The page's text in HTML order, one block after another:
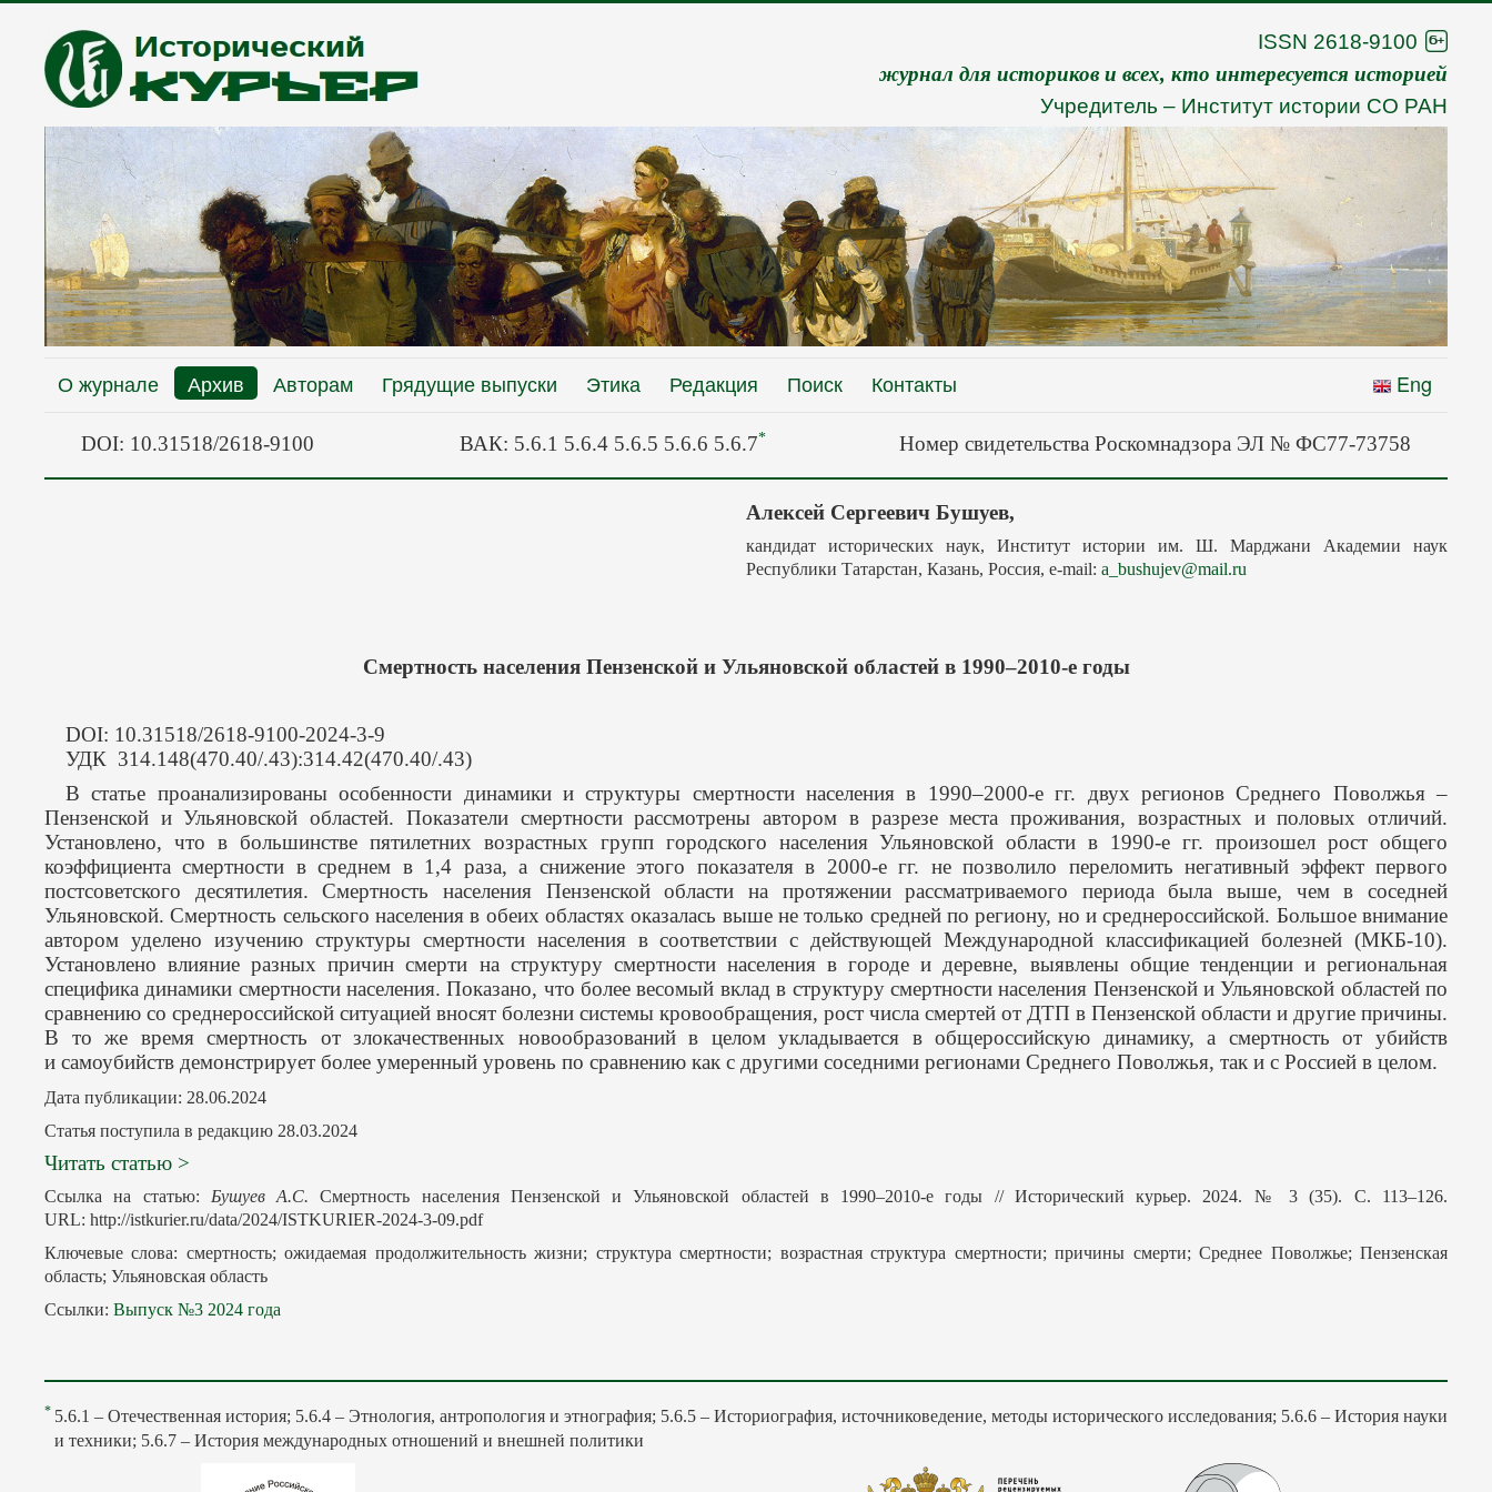
ISSN 2618-9100
журнал для историков и всех, кто интересуется историей
Учредитель – Институт истории СО РАН
Eng
О журнале Архив Авторам Грядущие выпуски Этика Редакция Поиск Контакты
DOI: 10.31518/2618-9100 ВАК: 5.6.1 5.6.4 5.6.5 5.6.6 5.6.7* Номер свидетельства Роскомнадзора ЭЛ № ФС77-73758
Алексей Сергеевич Бушуев,
кандидат исторических наук, Институт истории им. Ш. Марджани Академии наук
Республики Татарстан, Казань, Россия, e-mail: a_bushujev@mail.ru
Смертность населения Пензенской и Ульяновской областей в 1990–2010-е годы
DOI: 10.31518/2618-9100-2024-3-9
УДК 314.148(470.40/.43):314.42(470.40/.43)
В статье проанализированы особенности динамики и структуры смертности населения в 1990–2000-е гг. двух регионов Среднего Поволжья –
Пензенской и Ульяновской областей. Показатели смертности рассмотрены автором в разрезе места проживания, возрастных и половых отличий.
Установлено, что в большинстве пятилетних возрастных групп городского населения Ульяновской области в 1990-е гг. произошел рост общего
коэффициента смертности в среднем в 1,4 раза, а снижение этого показателя в 2000-е гг. не позволило переломить негативный эффект первого
постсоветского десятилетия. Смертность населения Пензенской области на протяжении рассматриваемого периода была выше, чем в соседней
Ульяновской. Смертность сельского населения в обеих областях оказалась выше не только средней по региону, но и среднероссийской. Большое внимание
автором уделено изучению структуры смертности населения в соответствии с действующей Международной классификацией болезней (МКБ-10).
Установлено влияние разных причин смерти на структуру смертности населения в городе и деревне, выявлены общие тенденции и региональная
специфика динамики смертности населения. Показано, что более весомый вклад в структуру смертности населения Пензенской и Ульяновской областей по
сравнению со среднероссийской ситуацией вносят болезни системы кровообращения, рост числа смертей от ДТП в Пензенской области и другие причины.
В то же время смертность от злокачественных новообразований в целом укладывается в общероссийскую динамику, а смертность от убийств
и самоубийств демонстрирует более умеренный уровень по сравнению как с другими соседними регионами Среднего Поволжья, так и с Россией в целом.
Дата публикации: 28.06.2024
Статья поступила в редакцию 28.03.2024
Читать статью >
Ссылка на статью: Бушуев А.С. Смертность населения Пензенской и Ульяновской областей в 1990–2010-е годы // Исторический курьер. 2024. № 3 (35). С. 113–126.
URL: http://istkurier.ru/data/2024/ISTKURIER-2024-3-09.pdf
Ключевые слова: смертность; ожидаемая продолжительность жизни; структура смертности; возрастная структура смертности; причины смерти; Среднее Поволжье; Пензенская
область; Ульяновская область
Ссылки: Выпуск №3 2024 года
* 5.6.1 – Отечественная история; 5.6.4 – Этнология, антропология и этнография; 5.6.5 – Историография, источниковедение, методы исторического исследования; 5.6.6 – История науки
и техники; 5.6.7 – История международных отношений и внешней политики